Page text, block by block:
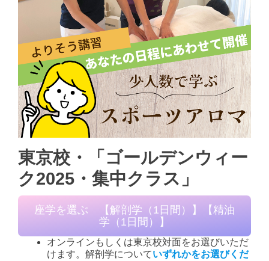
東京校・「ゴールデンウィー
ク2025・集中クラス」
座学を選ぶ 【解剖学（1日間）】【精油
学（1日間）】
オンラインもしくは東京校対面をお選びいただ
けます。解剖学についていずれかをお選びくだ